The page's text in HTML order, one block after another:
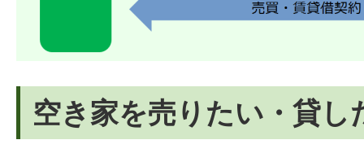
空き家を売りたい・貸し